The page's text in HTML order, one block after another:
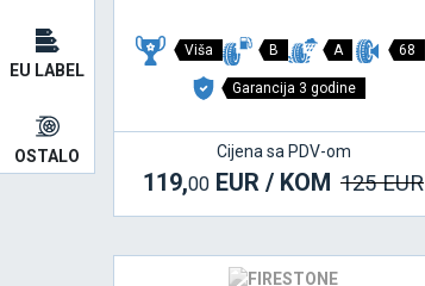
EU LABEL
OSTALO
Viša B A 68
Garancija 3 godine
Cijena sa PDV-om
119,00 EUR / KOM 125 EUR